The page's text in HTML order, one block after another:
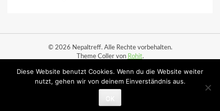
© 2026 Nepaltreff. Alle Rechte vorbehalten.
Theme Coller von Rohit.
Start Datenschutz Impressum Ortsbesuche
Diese Website benutzt Cookies. Wenn du die Website weiter
nutzt, gehen wir von deinem Einverständnis aus.